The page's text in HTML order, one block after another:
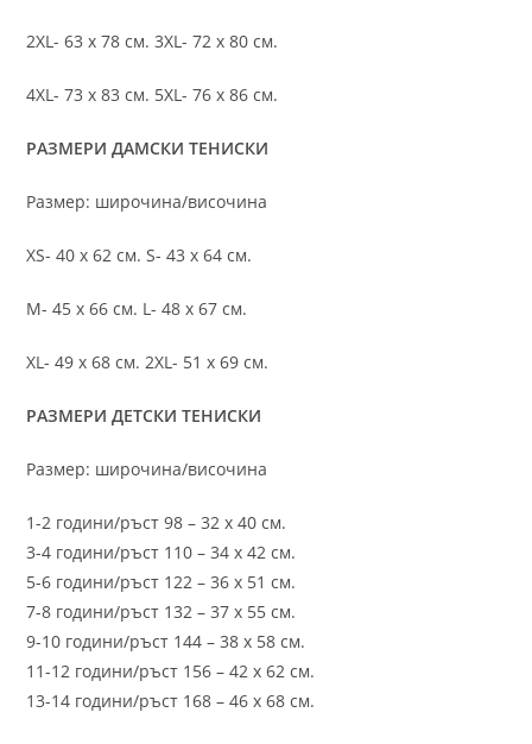
2XL- 63 х 78 см. 3XL- 72 х 80 см.
4XL- 73 х 83 см. 5XL- 76 х 86 см.
РАЗМЕРИ ДАМСКИ ТЕНИСКИ
Размер: широчина/височина
XS- 40 х 62 см. S- 43 х 64 см.
M- 45 х 66 см. L- 48 х 67 см.
XL- 49 х 68 см. 2XL- 51 х 69 см.
РАЗМЕРИ ДЕТСКИ ТЕНИСКИ
Размер: широчина/височина
1-2 години/ръст 98 – 32 х 40 см.
3-4 години/ръст 110 – 34 х 42 см.
5-6 години/ръст 122 – 36 х 51 см.
7-8 години/ръст 132 – 37 х 55 см.
9-10 години/ръст 144 – 38 х 58 см.
11-12 години/ръст 156 – 42 x 62 см.
13-14 години/ръст 168 – 46 х 68 см.